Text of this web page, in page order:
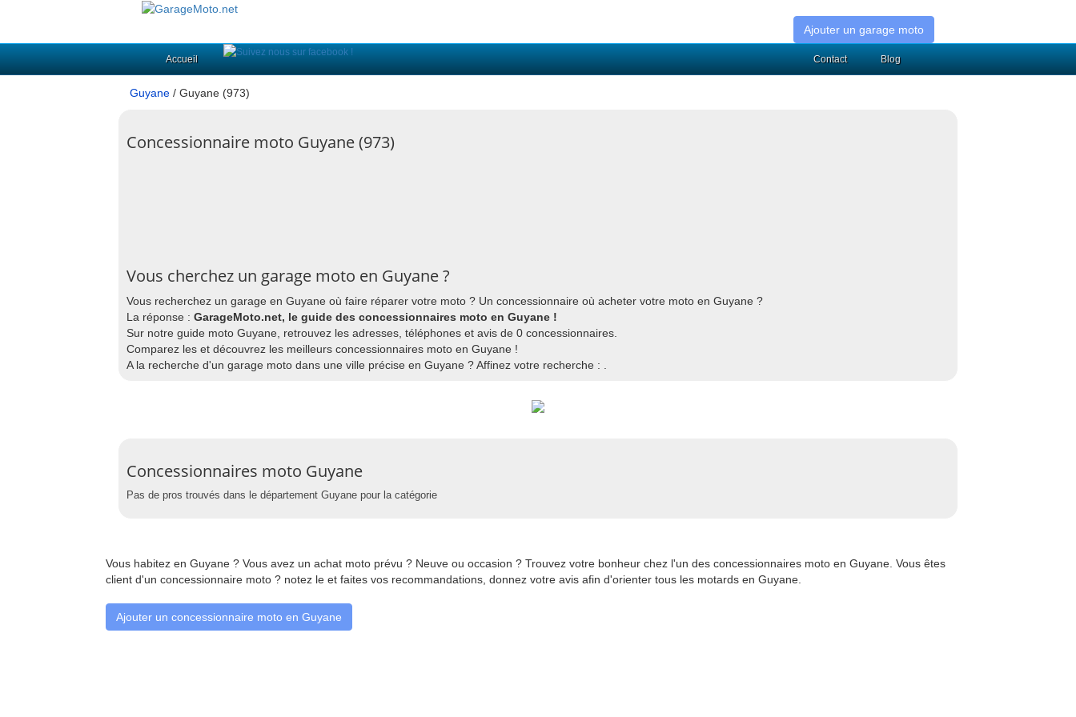
Ajouter un garage moto
Accueil Blog
Contact
Guyane / Guyane (973)
Concessionnaire moto Guyane (973)
Vous cherchez un garage moto en Guyane ?
Vous recherchez un garage en Guyane où faire réparer votre moto ? Un concessionnaire où acheter votre moto en Guyane ?
La réponse : GarageMoto.net, le guide des concessionnaires moto en Guyane !
Sur notre guide moto Guyane, retrouvez les adresses, téléphones et avis de 0 concessionnaires.
Comparez les et découvrez les meilleurs concessionnaires moto en Guyane !
A la recherche d'un garage moto dans une ville précise en Guyane ? Affinez votre recherche : .
Concessionnaires moto Guyane
Pas de pros trouvés dans le département Guyane pour la catégorie
Vous habitez en Guyane ? Vous avez un achat moto prévu ? Neuve ou occasion ? Trouvez votre bonheur chez l'un des concessionnaires moto en Guyane. Vous êtes
client d'un concessionnaire moto ? notez le et faites vos recommandations, donnez votre avis afin d'orienter tous les motards en Guyane.
Ajouter un concessionnaire moto en Guyane